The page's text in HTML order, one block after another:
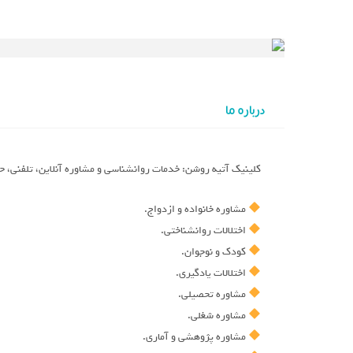
درباره ما
کلینیک آتیه روشن: خدمات روانشناسی و مشاوره آنلاین،
مشاوره خانواده و ازدواج.
اختلالات روانشناختی.
کودک و نوجوان.
اختلالات یادگیری.
مشاوره تحصیلی.
مشاوره شغلی.
مشاوره پژوهشی و آماری.